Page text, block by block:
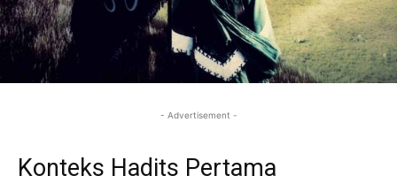
- Advertisement -
Konteks Hadits Pertama